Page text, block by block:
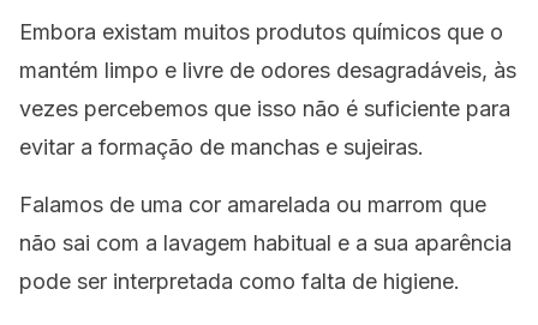
Embora existam muitos produtos químicos que o
mantém limpo e livre de odores desagradáveis, às
vezes percebemos que isso não é suficiente para
evitar a formação de manchas e sujeiras.
Falamos de uma cor amarelada ou marrom que
não sai com a lavagem habitual e a sua aparência
pode ser interpretada como falta de higiene.